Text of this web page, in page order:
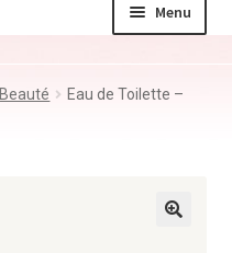
Menu
Beauté
Eau de Toilette –